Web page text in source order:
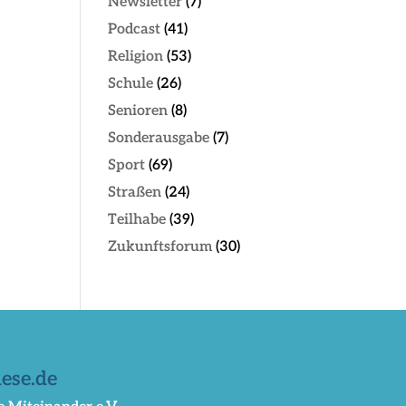
Podcast (41)
Religion (53)
Schule (26)
Senioren (8)
Sonderausgabe (7)
Sport (69)
Straßen (24)
Teilhabe (39)
Zukunftsforum (30)